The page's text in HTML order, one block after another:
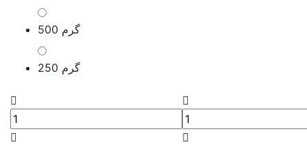
500 گرم
250 گرم